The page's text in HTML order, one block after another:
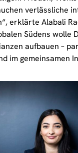
verlässliche
erklärte Alabali
Südens wolle
aufbauen –
im gemeinsamen